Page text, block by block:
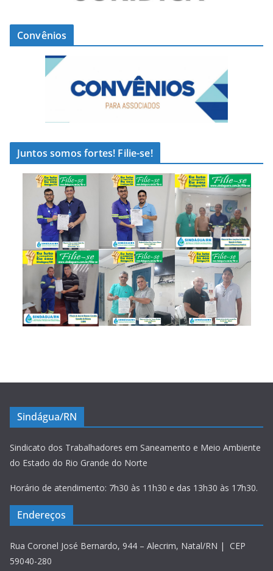
Convênios
Juntos somos fortes! Filie-se!
Sindágua/RN
Sindicato dos Trabalhadores em Saneamento e Meio Ambiente
do Estado do Rio Grande do Norte
Horário de atendimento: 7h30 às 11h30 e das 13h30 às 17h30.
Endereços
Rua Coronel José Bernardo, 944 – Alecrim, Natal/RN | CEP
59040-280